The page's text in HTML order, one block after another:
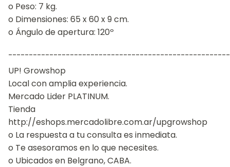
o Peso: 7 kg.
o Dimensiones: 65 x 60 x 9 cm.
o Ángulo de apertura: 120º
UP! Growshop
Local con amplia experiencia.
Mercado Lider PLATINUM.
Tienda
http://eshops.mercadolibre.com.ar/upgrowshop
o La respuesta a tu consulta es inmediata.
o Te asesoramos en lo que necesites.
o Ubicados en Belgrano, CABA.